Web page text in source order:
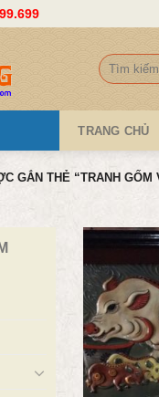
Tìm
kiếm:
TRANG CHỦ
GẮN THẺ “TRANH GỐM